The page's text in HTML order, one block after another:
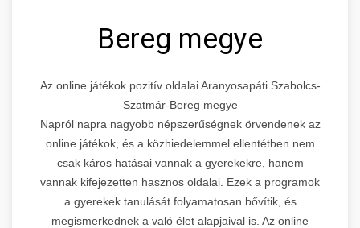
Bereg megye
Az online játékok pozitív oldalai Aranyosapáti Szabolcs-
Szatmár-Bereg megye
Napról napra nagyobb népszerűségnek örvendenek az
online játékok, és a közhiedelemmel ellentétben nem
csak káros hatásai vannak a gyerekekre, hanem
vannak kifejezetten hasznos oldalai. Ezek a programok
a gyerekek tanulását folyamatosan bővítik, és
megismerkednek a való élet alapjaival is. Az online